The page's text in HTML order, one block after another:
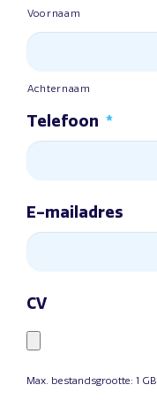
Voornaam
Achternaam
Telefoon *
E-mailadres
CV
Max. bestandsgrootte: 1 GB.